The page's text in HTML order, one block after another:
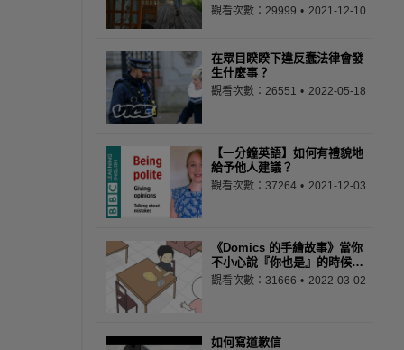
觀看次數：29999 2021-12-10
在眾目睽睽下違反蠢法律會發
生什麼事？
觀看次數：26551 2022-05-18
【一分鐘英語】如何有禮貌地
給予他人建議？
觀看次數：37264 2021-12-03
《Domics 的手繪故事》當你
不小心說『你也是』的時候…
觀看次數：31666 2022-03-02
如何寫道歉信